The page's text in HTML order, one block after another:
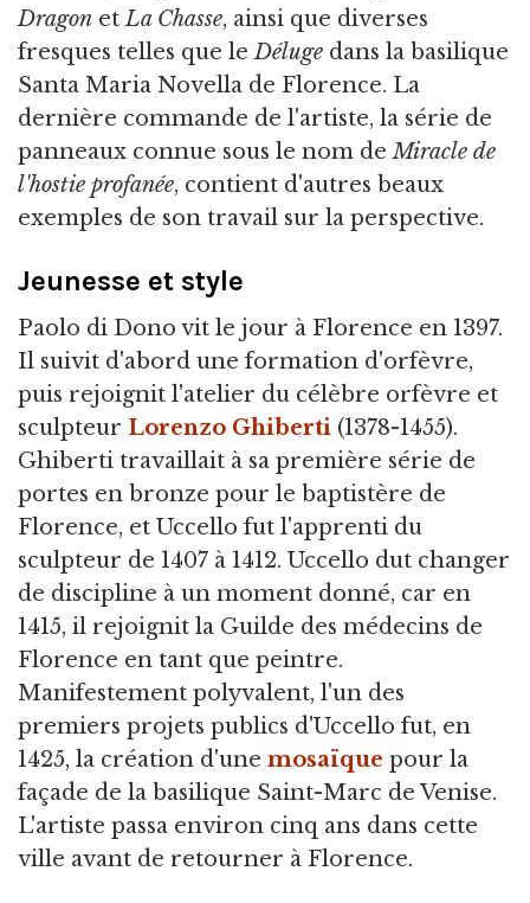
Dragon etLa Chasse, ainsi que diverses
fresques telles que leDéluge dans la basilique
Santa Maria Novella de Florence. La
dernière commande de l'artiste, la série de
panneaux connue sous le nom deMiracle de
l'hostie profanée, contient d'autres beaux
exemples de son travail sur la perspective.
Jeunesse et style
Paolo di Dono vit le jour à Florence en 1397.
Il suivit d'abord une formation d'orfèvre,
puis rejoignit l'atelier du célèbre orfèvre et
sculpteur Lorenzo Ghiberti (1378-1455).
Ghiberti travaillait à sa première série de
portes en bronze pour le baptistère de
Florence, et Uccello fut l'apprenti du
sculpteur de 1407 à 1412. Uccello dut changer
de discipline à un moment donné, car en
1415, il rejoignit la Guilde des médecins de
Florence en tant que peintre.
Manifestement polyvalent, l'un des
premiers projets publics d'Uccello fut, en
1425, la création d'une mosaïque pour la
façade de la basilique Saint-Marc de Venise.
L'artiste passa environ cinq ans dans cette
ville avant de retourner à Florence.